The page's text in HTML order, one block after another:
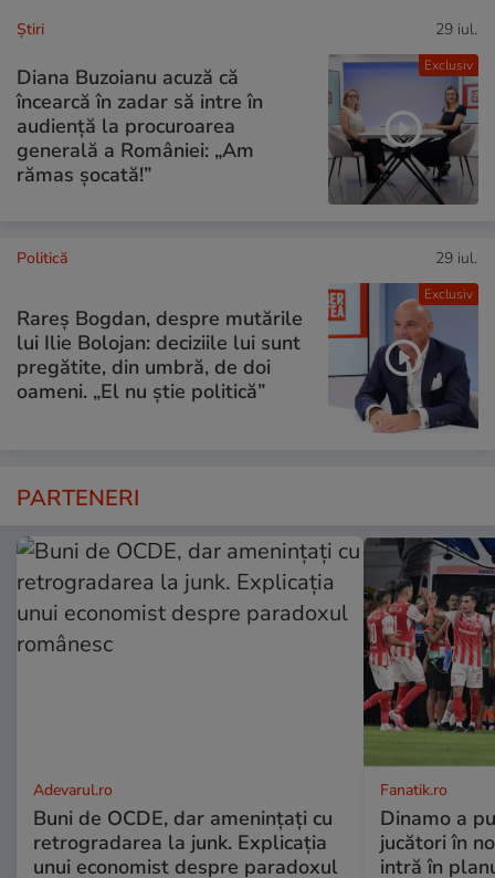
Exclusiv
Ştiri 29 iul.
Diana Buzoianu acuză că
încearcă în zadar să intre în
audiență la procuroarea
generală a României: „Am
rămas șocată!”
Exclusiv
Politică 29 iul.
Rareș Bogdan, despre mutările
lui Ilie Bolojan: deciziile lui sunt
pregătite, din umbră, de doi
oameni. „El nu știe politică”
PARTENERI
Adevarul.ro
Buni de OCDE, dar amenințați cu
retrogradarea la junk. Explicația
unui economist despre paradoxul
Fanatik.ro
Dinamo a
jucători în
intră în